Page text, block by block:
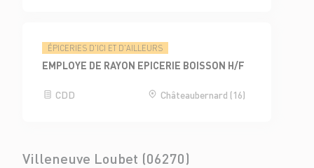
ÉPICERIES D'ICI ET D'AILLEURS
EMPLOYE DE RAYON EPICERIE BOISSON H/F
CDD Châteaubernard (16)
Villeneuve Loubet (06270)